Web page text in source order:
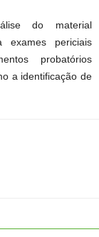
do material
exames periciais
probatórios
a identificação de